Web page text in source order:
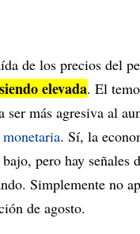
de los precios del
elevada. El
ser más agresiva al
. Sí, la
pero hay señales
Simplemente no
de agosto.